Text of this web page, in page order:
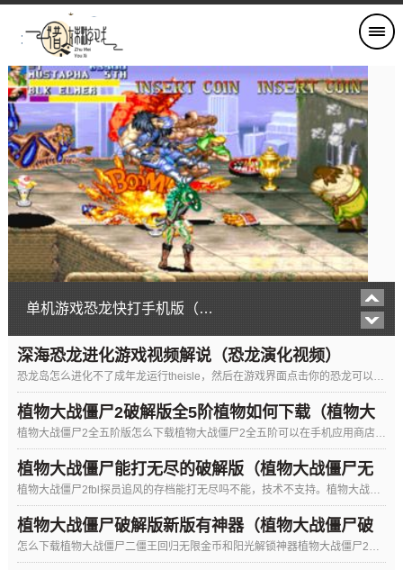
单机游戏恐龙快打手机版（恐龙快打手机版单机版）
深海恐龙进化游戏视频解说（恐龙演化视频）
恐龙岛怎么进化不了成年龙运行theisle，然后在游戏界面点击你的恐龙可以升级的部分，点击那个变大的形态即可
植物大战僵尸2破解版全5阶植物如何下载（植物大
战僵尸2破解版全5阶植物下载教程）
植物大战僵尸2全五阶版怎么下载植物大战僵尸2全五阶可以在手机应用商店下载。或者是在网络上搜索植物大战僵尸2全
植物大战僵尸能打无尽的破解版（植物大战僵尸无
尽版最新破解）
植物大战僵尸2fbl探员追风的存档能打无尽吗不能，技术不支持。植物大战僵尸2FBI探员追风是一个破解版的名字
植物大战僵尸破解版新版有神器（植物大战僵尸破
解版新版有神器吗）
怎么下载植物大战僵尸二僵王回归无限金币和阳光解锁神器植物大战僵尸2僵王回归破解版2022玩起来是非常的爽快的